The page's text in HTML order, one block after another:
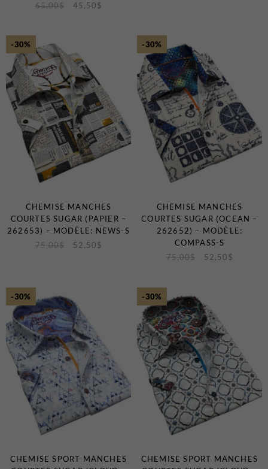
65,00$ 45,50 $
-30%
CHEMISE MANCHES
COURTES SUGAR (PAPIER –
262653) – MODÈLE: NEWS-S
75,00$ 52,50 $
-30%
CHEMISE MANCHES
COURTES SUGAR (OCEAN –
262652) – MODÈLE:
COMPASS-S
75,00$ 52,50 $
-30%
CHEMISE SPORT MANCHES
-30%
CHEMISE SPORT MANCHES